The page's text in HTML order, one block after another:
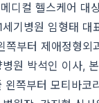
컬 헬스케어 대
기병원 임형태
부터 제애정형
원 박석인 이사,
쪽부터 모티바